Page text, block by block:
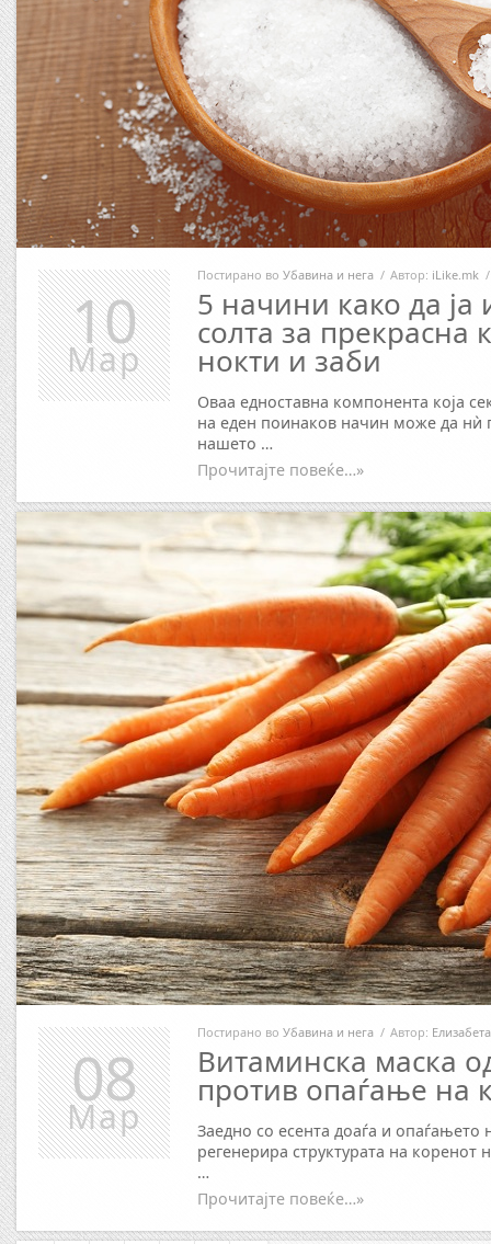
Постирано во Убавина и нега / Автор: iLike.mk /
5 начини како да ја
солта за прекрасна
нокти и заби
Оваа едноставна компонента која
на еден поинаков начин може да нѝ
нашето …
Прочитајте повеќе…»
10
Мар
Постирано во Убавина и нега / Автор:
Витаминска маска
против опаѓање на
Заедно со есента доаѓа и опаѓањето
регенерира структурата на коренот
…
Прочитајте повеќе…»
08
Мар